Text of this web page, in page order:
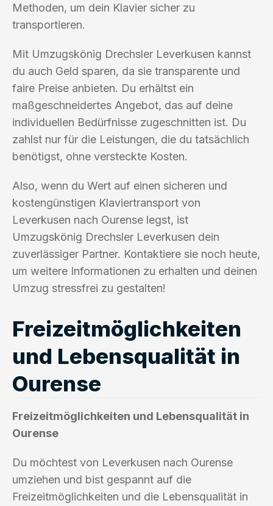
Methoden, um dein Klavier sicher zu
transportieren.
Mit Umzugskönig Drechsler Leverkusen kannst
du auch Geld sparen, da sie transparente und
faire Preise anbieten. Du erhältst ein
maßgeschneidertes Angebot, das auf deine
individuellen Bedürfnisse zugeschnitten ist. Du
zahlst nur für die Leistungen, die du tatsächlich
benötigst, ohne versteckte Kosten.
Also, wenn du Wert auf einen sicheren und
kostengünstigen Klaviertransport von
Leverkusen nach Ourense legst, ist
Umzugskönig Drechsler Leverkusen dein
zuverlässiger Partner. Kontaktiere sie noch heute,
um weitere Informationen zu erhalten und deinen
Umzug stressfrei zu gestalten!
Freizeitmöglichkeiten
und Lebensqualität in
Ourense
Freizeitmöglichkeiten und Lebensqualität in
Ourense
Du möchtest von Leverkusen nach Ourense
umziehen und bist gespannt auf die
Freizeitmöglichkeiten und die Lebensqualität in